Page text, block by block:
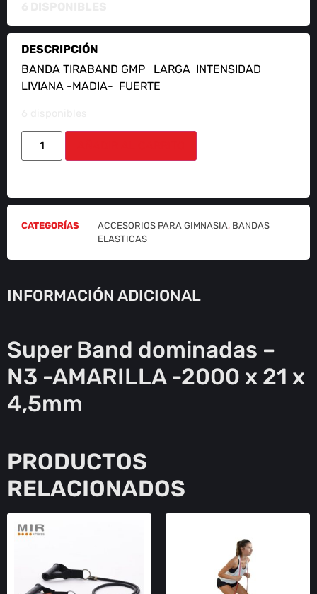
DESCRIPCIÓN
BANDA TIRABAND GMP LARGA INTENSIDAD
LIVIANA -MADIA- FUERTE
CATEGORÍAS ACCESORIOS PARA GIMNASIA, BANDAS
ELASTICAS
INFORMACIÓN ADICIONAL
Super Band dominadas –
N3 -AMARILLA -2000 x 21 x
4,5mm
PRODUCTOS
RELACIONADOS